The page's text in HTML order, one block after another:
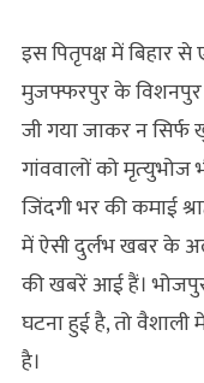
इस पितृपक्ष में बिहार
मुजफ्फरपुर के विशनपुर
जी गया जाकर न सिर्फ
गांववालों को मृत्‍युभोज
जिंदगी भर की कमाई
में ऐसी दुर्लभ खबर के
की खबरें आई हैं। भोजपुर
घटना हुई है, तो
है।